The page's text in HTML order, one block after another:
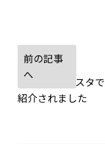
コドメルがNスタで
紹介されました